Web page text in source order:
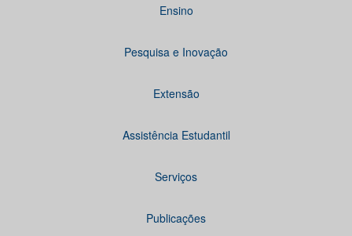
Ensino
Pesquisa e Inovação
Extensão
Assistência Estudantil
Serviços
Publicações